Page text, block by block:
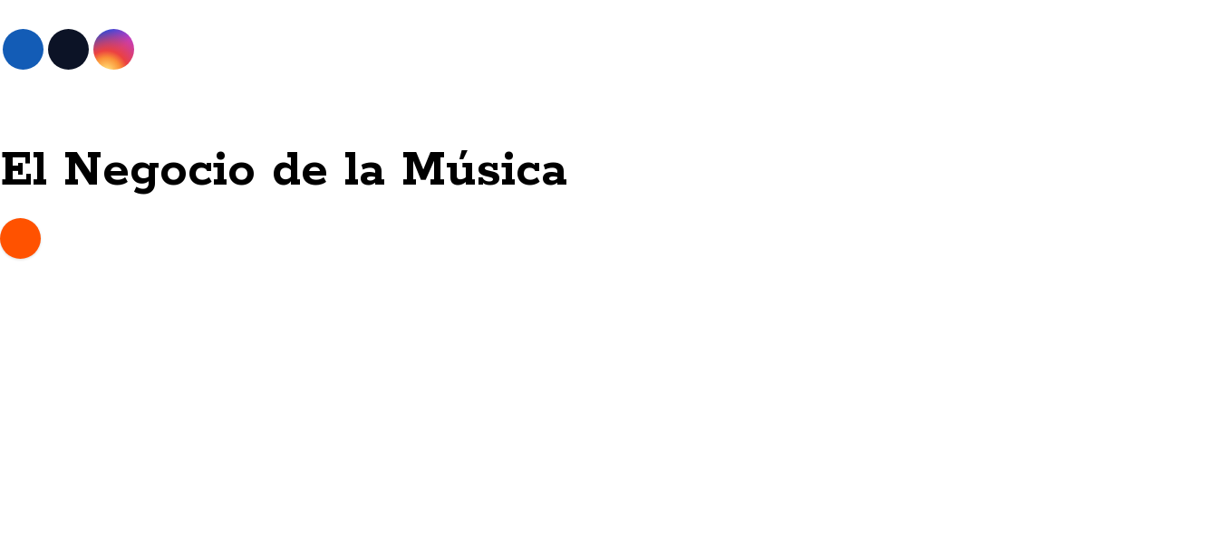
to
content
El Negocio de la Música